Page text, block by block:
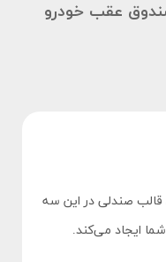
عقب خودرو
206، 207 و رانا پلاس است. با توجه به مشترک بودن قالب صندلی در این سه
ایجاد می‌کند.